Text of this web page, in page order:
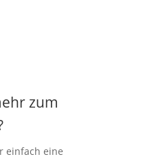
zum
einfach eine